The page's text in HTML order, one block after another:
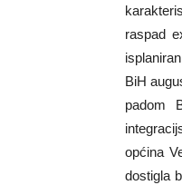
raspad
BiH
padom
općina
dostigla